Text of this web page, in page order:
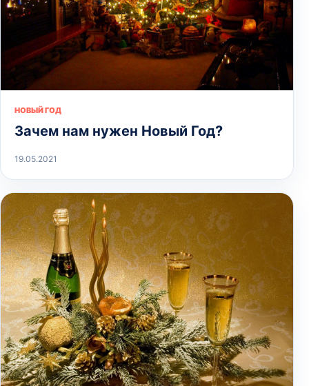
НОВЫЙ ГОД
Зачем нам нужен Новый Год?
19.05.2021